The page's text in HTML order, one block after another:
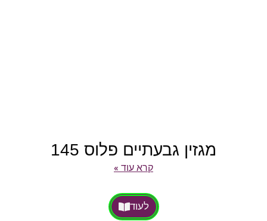
מגזין גבעתיים פלוס 145
קרא עוד »
לעוד